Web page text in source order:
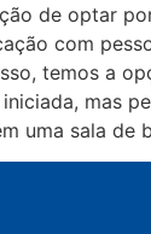
de optar
com
temos a
mas
uma sala